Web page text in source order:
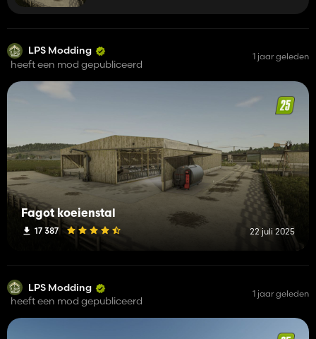
LPS Modding
heeft een mod gepubliceerd
1 jaar geleden
Fagot koeienstal
17 387 22 juli 2025
LPS Modding
heeft een mod gepubliceerd
1 jaar geleden